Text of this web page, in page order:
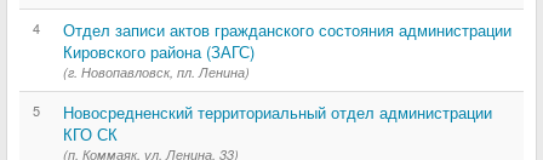
4
Отдел записи актов гражданского состояния администрации
Кировского района (ЗАГС)
(г. Новопавловск, пл. Ленина)
5
Новосредненский территориальный отдел администрации
КГО СК
(п. Коммаяк, ул. Ленина, 33)